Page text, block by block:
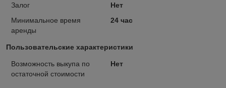
Залог
Нет
Минимальное время
аренды
24 час
Пользовательские характеристики
Возможность выкупа по
остаточной стоимости
Нет